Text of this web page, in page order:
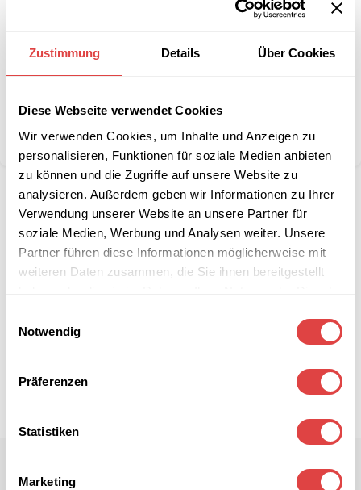
Zustimmung Details Über Cookies
Diese Webseite verwendet Cookies
Wir verwenden Cookies, um Inhalte und Anzeigen zu
personalisieren, Funktionen für soziale Medien anbieten
zu können und die Zugriffe auf unsere Website zu
analysieren. Außerdem geben wir Informationen zu Ihrer
Verwendung unserer Website an unsere Partner für
soziale Medien, Werbung und Analysen weiter. Unsere
Partner führen diese Informationen möglicherweise mit
weiteren Daten zusammen, die Sie ihnen bereitgestellt
Notwendig
Präferenzen
Statistiken
Marketing
B2B-Angebot
anfordern
Marke:Gastro Uzal
Teilen: